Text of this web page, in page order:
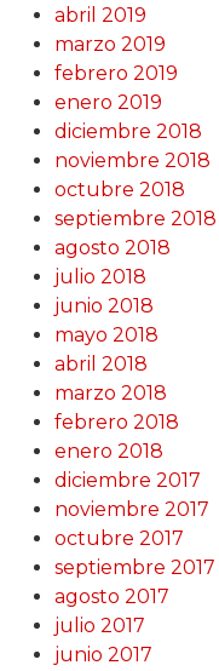
abril 2019
marzo 2019
febrero 2019
enero 2019
diciembre 2018
noviembre 2018
octubre 2018
septiembre 2018
agosto 2018
julio 2018
junio 2018
mayo 2018
abril 2018
marzo 2018
febrero 2018
enero 2018
diciembre 2017
noviembre 2017
octubre 2017
septiembre 2017
agosto 2017
julio 2017
junio 2017